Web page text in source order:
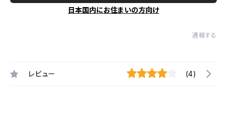
日本国内にお住まいの方向け
通報する
レビュー (4)